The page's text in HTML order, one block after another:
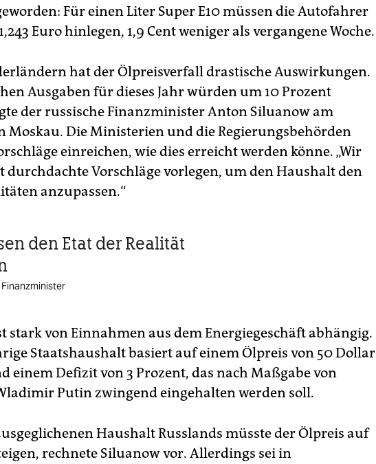
Für einen Liter Super E10 müssen die Autofahrer
Euro hinlegen, 1,9 Cent weniger als vergangene Woche.
hat der Ölpreisverfall drastische Auswirkungen.
Ausgaben für dieses Jahr würden um 10 Prozent
der russische Finanzminister Anton Siluanow am
Moskau. Die Ministerien und die Regierungsbehörden
einreichen, wie dies erreicht werden könne. „Wir
durchdachte Vorschläge vorlegen, um den Haushalt den
anzupassen.“
den Etat der Realität
stark von Einnahmen aus dem Energiegeschäft abhängig.
Staatshaushalt basiert auf einem Ölpreis von 50 Dollar
einem Defizit von 3 Prozent, das nach Maßgabe von
Putin zwingend eingehalten werden soll.
Haushalt Russlands müsste der Ölpreis auf
rechnete Siluanow vor. Allerdings sei in